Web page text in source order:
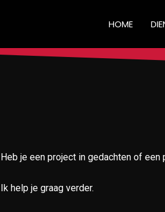
HOME
Heb je een project in gedachten of
Ik help je graag verder.